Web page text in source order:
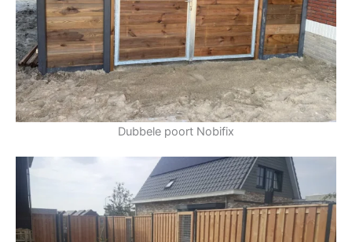
Dubbele poort Nobifix